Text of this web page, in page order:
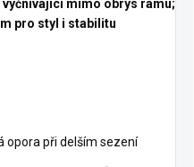
vyčnívající mimo obrys rámu;
pro styl i stabilitu
opora při delším sezení